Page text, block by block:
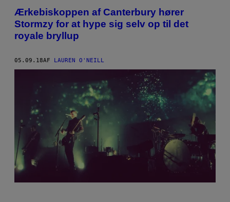
Ærkebiskoppen af Canterbury hører
Stormzy for at hype sig selv op til det
royale bryllup
05.09.18AF LAUREN O'NEILL